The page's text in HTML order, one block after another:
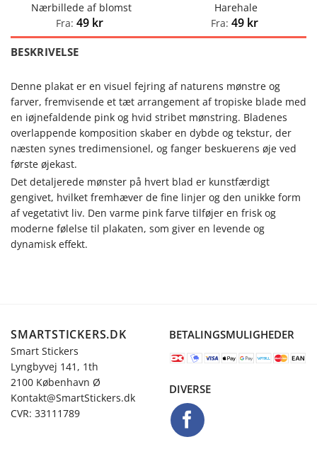
Nærbillede af blomst
Fra: 49 kr
Harehale
Fra: 49 kr
BESKRIVELSE
Denne plakat er en visuel fejring af naturens mønstre og
farver, fremvisende et tæt arrangement af tropiske blade med
en iøjnefaldende pink og hvid stribet mønstring. Bladenes
overlappende komposition skaber en dybde og tekstur, der
næsten synes tredimensionel, og fanger beskuerens øje ved
første øjekast.
Det detaljerede mønster på hvert blad er kunstfærdigt
gengivet, hvilket fremhæver de fine linjer og den unikke form
af vegetativt liv. Den varme pink farve tilføjer en frisk og
moderne følelse til plakaten, som giver en levende og
dynamisk effekt.
SMARTSTICKERS.DK
Smart Stickers
Lyngbyvej 141, 1th
2100 København Ø
Kontakt@SmartStickers.dk
CVR: 33111789
BETALINGSMULIGHEDER
DIVERSE